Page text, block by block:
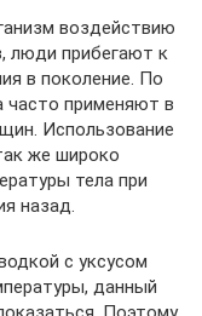
воздействию
люди прибегают к
в поколение. По
часто применяют в
Использование
же широко
тела при
назад.
с уксусом
данный